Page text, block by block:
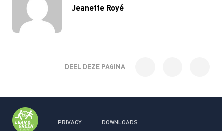
Jeanette Royé
DEEL DEZE PAGINA
PRIVACY DOWNLOADS